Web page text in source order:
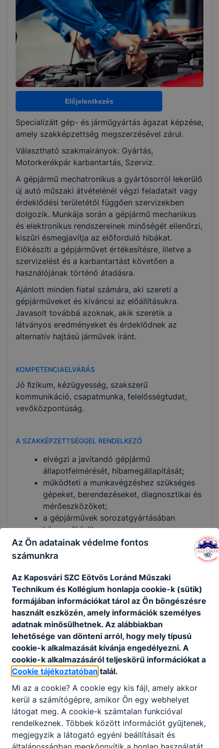
Képzés időtartama
Választható szakmairányok:
Gyártás
Szerviz
KKK/PTT
KKK letöltése (pdf)
PTT letöltése (pdf)
Okleveles technikusképzés
Nem
Előjelentkezés
Specializált gép- és járműgyártás ágazat képzése,
amely szakképzettség megszerzésével zárul.
Választható szakmairányok: Gyártás,
Motorkerékpár karbantartás, Szerviz.
A gépjármű mechatronikus a gyártósorról lekerülő
új autó műszaki átvételénél végzi feladatait vagy
érdeklődési területétől függően szervizekben
dolgozik. Munkája során a gépjármű mechanikus
és elektronikus rendszereinek minőségét ellenőrzi,
kiszűri ésmegjavítja az előforduló hibákat.
Előkészíti a gépjárművet értékesítésre, illetve a
szervizelést és a karbantartást követően a
használójának történő átadásra.
Ajánlott minden fiatal számára, aki szereti a
gépjárműveket és kíváncsi az előállításukra.
Javasolt továbbá azoknak, akik szeretik a
látványos eredményeket és érdeklődnek az
alternatív hajtású járművek iránt.
KOMPETENCIAELVÁRÁS
Jó ﬁzikum, kézügyesség, szakszerű
kommunikáció, csapatmunka, felelősségtudat,
vevőközpontúság.
A SZAKKÉPZETTSÉGGEL RENDELKEZŐ
elvégzi a javítandó gépjármű
állapotfelmérését, hibamegállapítását;
működteti a munkavégzéshez szükséges
gépeket, berendezéseket, diagnosztikai és
mérőeszközöket;
a gépjárművek sorozatgyártásában
közreműködik;
a gyártási folyamatban minőségellenőrzést
végez, ellenőrzi a gyártósorról lekerülő
megállapítja és megszünteti a hibákat és
zavarokat, ehhez automatikus mérő- és
vizsgáló rendszereket használ;
kezeli a járműveket és azok rendszereit,
üzembe helyezi a járműveket;
mechanikus és elektromos alkatrészeket
össze- és szétszerel, valamint ellenőriz;
járműveket és rendszereket karbantart,
javít és beállít;
hibákat és zavarokat keres, mérési
eredményeket értékel;
munkahelyi logisztikai ismereteket
alkalmaz;
minőségi, valamint a munkavégzéshez
szükséges utasításokat értelmez.
Az Ön adatainak védelme fontos
számunkra
Az Kaposvári SZC Eötvös Loránd Műszaki
Technikum és Kollégium honlapja cookie-k (sütik)
formájában információkat tárol az Ön böngészésre
használt eszközén, amely információk személyes
adatnak minősülhetnek. Az alábbiakban
lehetősége van dönteni arról, hogy mely típusú
cookie-k alkalmazását kívánja engedélyezni. A
cookie-k alkalmazásáról teljeskörű információkat a
Cookie tájékoztatóban talál.
Mi az a cookie? A cookie egy kis fájl, amely akkor
kerül a számítógépre, amikor Ön egy webhelyet
látogat meg. A cookie-k számtalan funkcióval
rendelkeznek. Többek között információt gyűjtenek,
megjegyzik a látogató egyéni beállításait és